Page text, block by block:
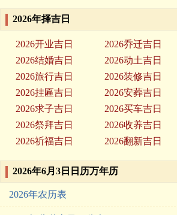
2026年择吉日
2026开业吉日 2026乔迁吉日
2026结婚吉日
2026动土吉日
2026旅行吉日
2026装修吉日
2026挂匾吉日
2026安葬吉日
2026求子吉日
2026买车吉日
2026祭拜吉日
2026收养吉日
2026祈福吉日
2026翻新吉日
2026年6月3日日历万年历
2026年农历表